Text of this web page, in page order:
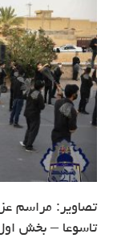
تصاویر: مراسم
تاسوعا – بخش